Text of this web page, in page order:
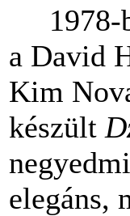
1978-
a David
Kim
készült
elegáns,